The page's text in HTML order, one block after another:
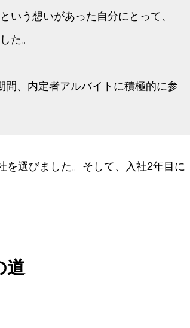
う想いがあった自分にとって、
た。
、内定者アルバイトに積極的に参
選びました。そして、入社2年目に
道